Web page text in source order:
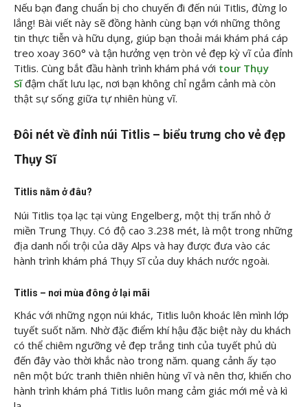
Nếu bạn đang chuẩn bị cho chuyến đi đến núi Titlis, đừng lo
lắng! Bài viết này sẽ đồng hành cùng bạn với những thông
tin thực tiễn và hữu dụng, giúp bạn thoải mái khám phá cáp
treo xoay 360° và tận hưởng vẹn tròn vẻ đẹp kỳ vĩ của đỉnh
Titlis. Cùng bắt đầu hành trình khám phá với tour Thụy
Sĩ đậm chất lưu lạc, nơi bạn không chỉ ngắm cảnh mà còn
thật sự sống giữa tự nhiên hùng vĩ.
Đôi nét về đỉnh núi Titlis – biểu trưng cho vẻ đẹp
Thụy Sĩ
Titlis nằm ở đâu?
Núi Titlis tọa lạc tại vùng Engelberg, một thị trấn nhỏ ở
miền Trung Thụy. Có độ cao 3.238 mét, là một trong những
địa danh nổi trội của dãy Alps và hay được đưa vào các
hành trình khám phá Thụy Sĩ của duy khách nước ngoài.
Titlis – nơi mùa đông ở lại mãi
Khác với những ngọn núi khác, Titlis luôn khoác lên mình lớp
tuyết suốt năm. Nhờ đặc điểm khí hậu đặc biệt này du khách
có thể chiêm ngưỡng vẻ đẹp trắng tinh của tuyết phủ dù
đến đây vào thời khắc nào trong năm. quang cảnh ấy tạo
nên một bức tranh thiên nhiên hùng vĩ và nên thơ, khiến cho
hành trình khám phá Titlis luôn mang cảm giác mới mẻ và kì